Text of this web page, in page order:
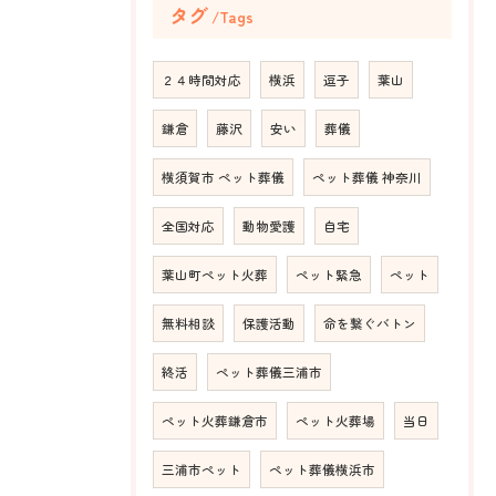
タグ Tags
２４時間対応 横浜 逗子 葉山
鎌倉 藤沢 安い 葬儀
横須賀市 ペット葬儀 ペット葬儀 神奈川
全国対応 動物愛護 自宅
葉山町ペット火葬 ペット緊急 ペット
無料相談 保護活動 命を繋ぐバトン
終活 ペット葬儀三浦市
ペット火葬鎌倉市 ペット火葬場 当日
三浦市ペット ペット葬儀横浜市